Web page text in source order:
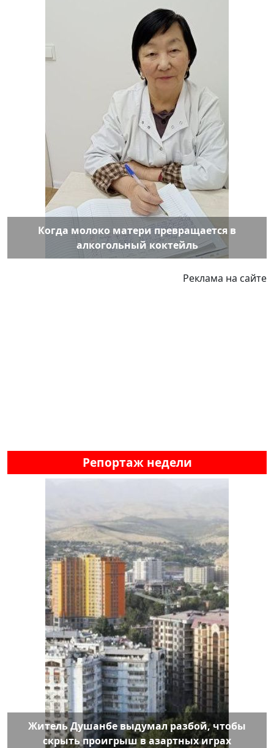
Когда молоко матери превращается в
алкогольный коктейль
Реклама на сайте
Репортаж недели
Житель Душанбе выдумал разбой, чтобы
скрыть проигрыш в азартных играх